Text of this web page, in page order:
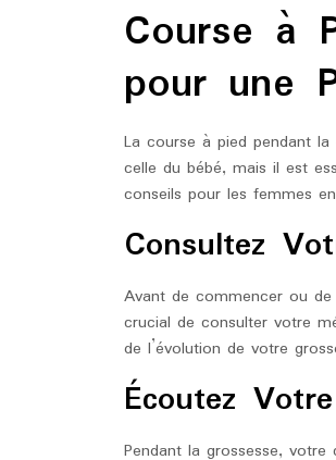
2025
Course à
pour une
La course à pied pendant
celle du bébé, mais il est
conseils pour les femmes
Consultez
Avant de commencer ou
crucial de consulter votre
de l’évolution de votre
Écoutez
Pendant la grossesse,